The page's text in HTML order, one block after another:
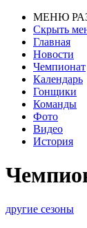
МЕНЮ
Скрыть
Главная
Новости
Чемпионат
Календарь
Гонщики
Команды
Фото
Видео
История
другие сезоны